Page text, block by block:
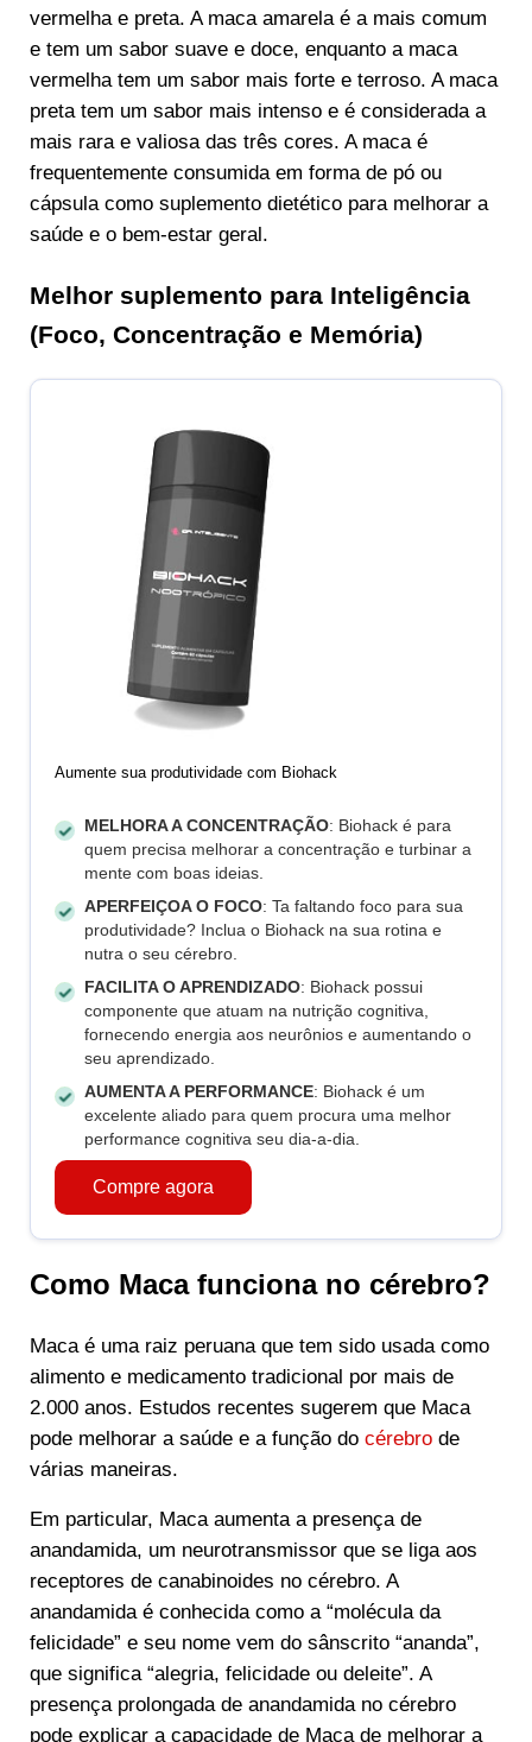
vermelha e preta. A maca amarela é a mais comum
e tem um sabor suave e doce, enquanto a maca
vermelha tem um sabor mais forte e terroso. A maca
preta tem um sabor mais intenso e é considerada a
mais rara e valiosa das três cores. A maca é
frequentemente consumida em forma de pó ou
cápsula como suplemento dietético para melhorar a
saúde e o bem-estar geral.
Melhor suplemento para Inteligência
(Foco, Concentração e Memória)
Aumente sua produtividade com Biohack
MELHORA A CONCENTRAÇÃO: Biohack é para
quem precisa melhorar a concentração e turbinar a
mente com boas ideias.
APERFEIÇOA O FOCO: Ta faltando foco para sua
produtividade? Inclua o Biohack na sua rotina e
nutra o seu cérebro.
FACILITA O APRENDIZADO: Biohack possui
componente que atuam na nutrição cognitiva,
fornecendo energia aos neurônios e aumentando o
seu aprendizado.
AUMENTA A PERFORMANCE: Biohack é um
excelente aliado para quem procura uma melhor
performance cognitiva seu dia-a-dia.
Compre agora
Como Maca funciona no cérebro?
Maca é uma raiz peruana que tem sido usada como
alimento e medicamento tradicional por mais de
2.000 anos. Estudos recentes sugerem que Maca
pode melhorar a saúde e a função do cérebrode
várias maneiras.
Em particular, Maca aumenta a presença de
anandamida, um neurotransmissor que se liga aos
receptores de canabinoides no cérebro. A
anandamida é conhecida como a “molécula da
felicidade” e seu nome vem do sânscrito “ananda”,
que significa “alegria, felicidade ou deleite”. A
presença prolongada de anandamida no cérebro
pode explicar a capacidade de Maca de melhorar a